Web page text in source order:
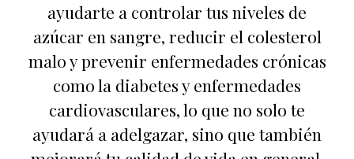
ayudarte a controlar tus niveles de
azúcar en sangre, reducir el colesterol
malo y prevenir enfermedades crónicas
como la diabetes y enfermedades
cardiovasculares, lo que no solo te
ayudará a adelgazar, sino que también